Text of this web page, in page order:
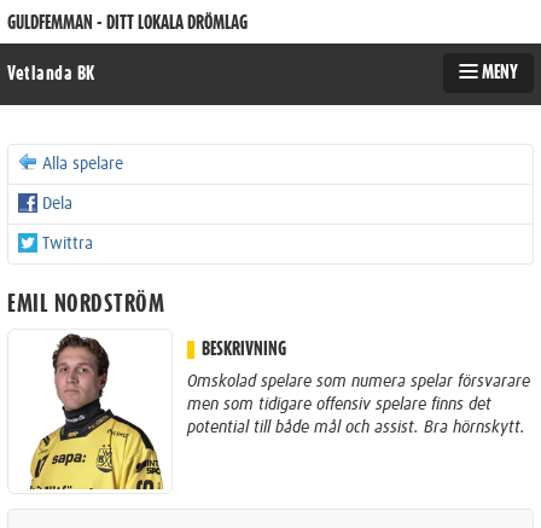
GULDFEMMAN - DITT LOKALA DRÖMLAG
Vetlanda BK MENY
Alla spelare
Dela
Twittra
EMIL NORDSTRÖM
BESKRIVNING
Omskolad spelare som numera spelar försvarare
men som tidigare offensiv spelare finns det
potential till både mål och assist. Bra hörnskytt.